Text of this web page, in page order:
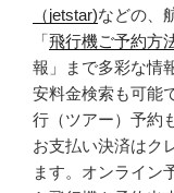
（jetstar)などの、
「飛行機ご予約方
報」まで多彩な情
安料金検索も可能
行（ツアー）予約
お支払い決済はク
ます。オンライン